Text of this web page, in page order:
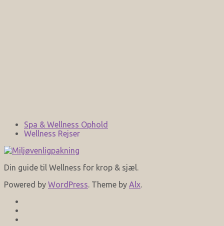
Spa & Wellness Ophold
Wellness Rejser
Din guide til Wellness for krop & sjæl.
Powered by WordPress. Theme by Alx.